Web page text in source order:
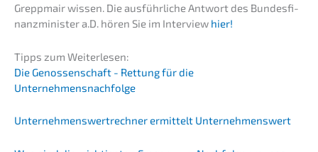
Grepp­mair wissen. Die ausführ­li­che Antwort des Bundes­fi­
nanz­mi­nis­ter a.D. hören Sie im Inter­view hier!
Tipps zum Weiterlesen:
Die Genos­sen­schaft - Rettung für die
Unternehmensnachfolge
Unter­neh­mens­wert­rech­ner ermit­telt Unter­neh­mens­wert